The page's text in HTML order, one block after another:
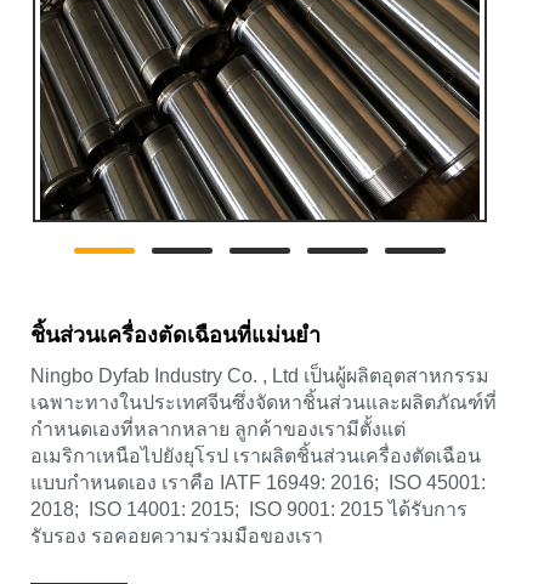
ชิ้นส่วนเครื่องตัดเฉือนที่แม่นยำ
Ningbo Dyfab Industry Co. , Ltd เป็นผู้ผลิตอุตสาหกรรม
เฉพาะทางในประเทศจีนซึ่งจัดหาชิ้นส่วนและผลิตภัณฑ์ที่
กำหนดเองที่หลากหลาย ลูกค้าของเรามีตั้งแต่
อเมริกาเหนือไปยังยุโรป เราผลิตชิ้นส่วนเครื่องตัดเฉือน
แบบกำหนดเอง เราคือ IATF 16949: 2016; ISO 45001:
2018; ISO 14001: 2015; ISO 9001: 2015 ได้รับการ
รับรอง รอคอยความร่วมมือของเรา